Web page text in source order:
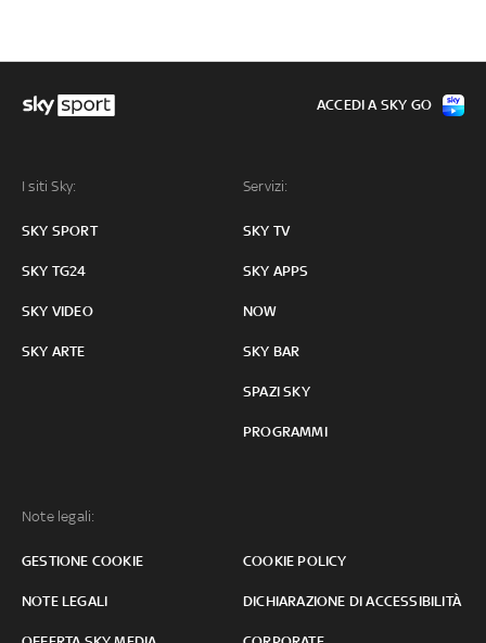
I siti Sky:
SKY SPORT
SKY TG24
SKY VIDEO
SKY ARTE
Servizi:
SKY TV
SKY APPS
NOW
SKY BAR
SPAZI SKY
PROGRAMMI
Note legali:
GESTIONE COOKIE COOKIE POLICY
NOTE LEGALI DICHIARAZIONE DI ACCESSIBILITÀ
ACCEDI A SKY GO